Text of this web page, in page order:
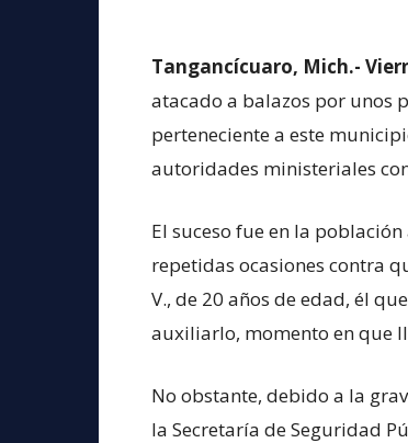
Tangancícuaro, Mich.-
atacado a balazos por unos
perteneciente a este
autoridades ministeriales
El suceso fue en la
repetidas ocasiones contra
V., de 20 años de edad, él
auxiliarlo, momento en que
No obstante, debido a la
la Secretaría de Seguridad